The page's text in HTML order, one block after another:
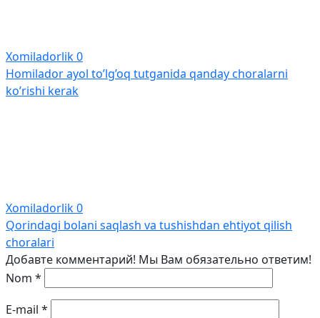
Xomiladorlik0
Homilador ayol to’lg’oq tutganida qanday choralarni
ko’rishi kerak
Xomiladorlik0
Qorindagi bolani saqlash va tushishdan ehtiyot qilish
choralari
Добавте комментарий! Мы Вам обязательно ответим!
Nom *
E-mail *